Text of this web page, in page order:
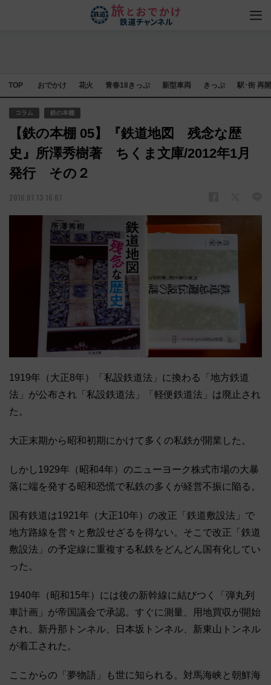
TOP おでかけ 花火 青春18きっぷ 新型車両 きっぷ 駅･街 再
コラム 鉄の本棚
【鉄の本棚 05】『鉄道地図 残念な歴
史』所澤秀樹著 ちくま文庫/2012年1月
発行 その２
2016.07.13 16:07
1919年（大正8年）「私設鉄道法」に換わる「地方鉄道
法」が公布され「私設鉄道法」「軽便鉄道法」は廃止され
た。
大正末期から昭和初期にかけて多くの私鉄が開業した。
しかし1929年（昭和4年）のニューヨーク株式市場の大暴
落に端を発する昭和恐慌で私鉄の多くが経営不振に陥る。
国有鉄道は1921年（大正10年）の改正「鉄道敷設法」で
地方路線を営々と敷設せざるを得ない。そこで改正「鉄道
敷設法」の予定線に重複する私鉄をどんどん国有化してい
った。
1940年（昭和15年）には後の新幹線に結びつく「弾丸列
車計画」が帝国議会で承認。すぐに測量、用地買収が開始
され、新丹那トンネル、日本坂トンネル、新東山トンネル
が着工された。
ここからの「夢物語」も世に知られる。対馬海峡と朝鮮海